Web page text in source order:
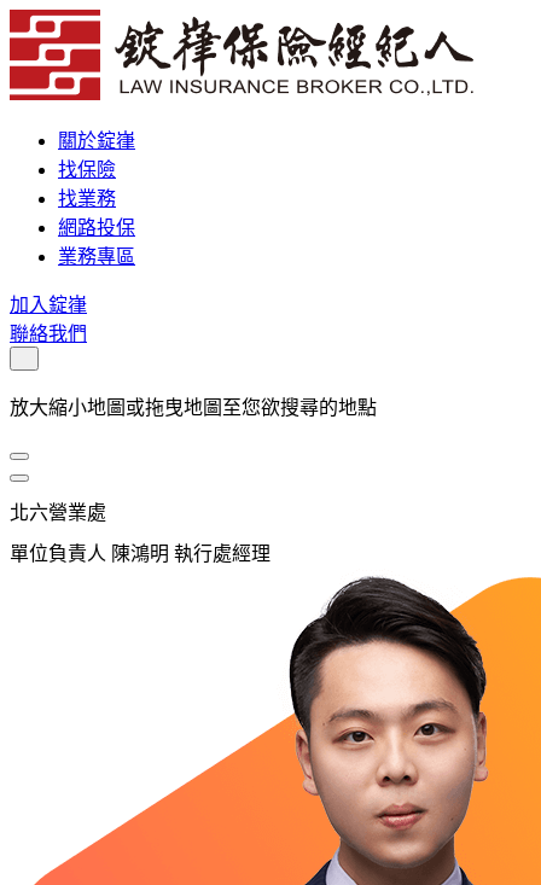
關於錠嵂
找保險
找業務
網路投保
業務專區
加入錠嵂
聯絡我們
放大縮小地圖或拖曳地圖至您欲搜尋的地點
北六營業處
單位負責人 陳鴻明 執行處經理